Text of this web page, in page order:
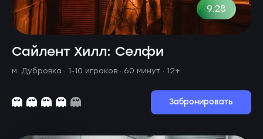
9.28
Сайлент Хилл: Селфи
м. Дубровка · 1-10 игроков · 60 минут · 12+
Забронировать